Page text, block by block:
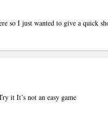
so I just wanted to give a quick
it It’s not an easy game